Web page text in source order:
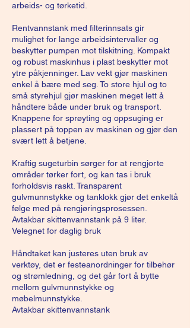
arbeids- og tørketid.
Rentvannstank med filterinnsats gir
mulighet for lange arbeidsintervaller og
beskytter pumpen mot tilskitning. Kompakt
og robust maskinhus i plast beskytter mot
ytre påkjenninger. Lav vekt gjør maskinen
enkel å bære med seg. To store hjul og to
små styrehjul gjør maskinen meget lett å
håndtere både under bruk og transport.
Knappene for sprøyting og oppsuging er
plassert på toppen av maskinen og gjør den
svært lett å betjene.
Kraftig sugeturbin sørger for at rengjorte
områder tørker fort, og kan tas i bruk
forholdsvis raskt. Transparent
gulvmunnstykke og tanklokk gjør det enkeltå
følge med på rengjøringsprosessen.
Avtakbar skittenvannstank på 9 liter.
Velegnet for daglig bruk
Håndtaket kan justeres uten bruk av
verktøy, det er festeanordninger for tilbehør
og strømledning, og det går fort å bytte
mellom gulvmunnstykke og
møbelmunnstykke.
Avtakbar skittenvannstank